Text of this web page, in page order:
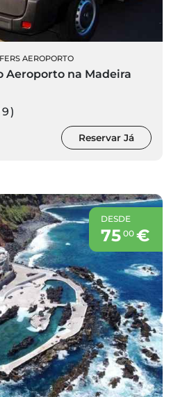
AEROPORTO
Aeroporto na Madeira
Reservar Já
DESDE
75 00€